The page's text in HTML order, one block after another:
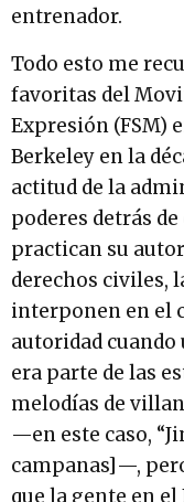
entrenador.
Todo esto me
favoritas del
Expresión (FSM)
Berkeley en la
actitud de la
poderes detrás
practican su
derechos civiles,
interponen en el
autoridad cuando
era parte de las
melodías de
—en este caso,
campanas]—,
que la gente en